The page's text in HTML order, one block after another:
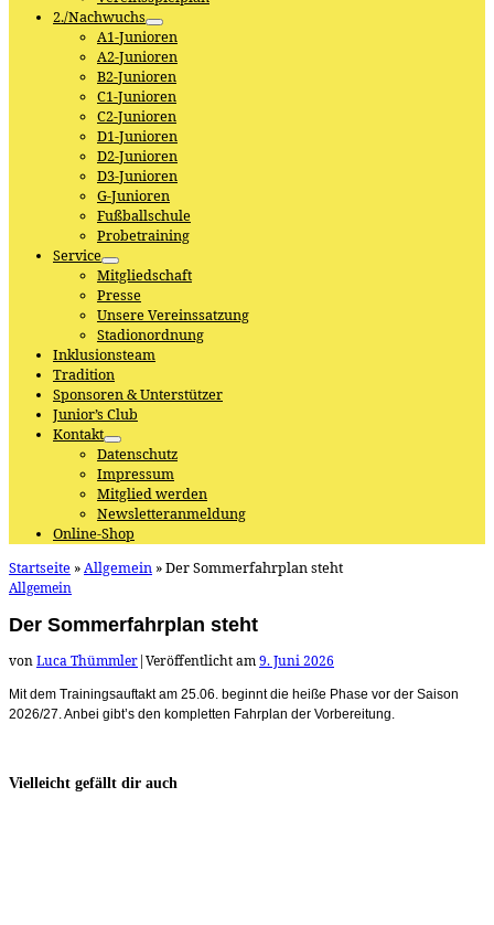
2./Nachwuchs
A1-Junioren
A2-Junioren
B2-Junioren
C1-Junioren
C2-Junioren
D1-Junioren
D2-Junioren
D3-Junioren
G-Junioren
Fußballschule
Probetraining
Service
Mitgliedschaft
Presse
Unsere Vereinssatzung
Stadionordnung
Inklusionsteam
Tradition
Sponsoren & Unterstützer
Junior’s Club
Kontakt
Datenschutz
Impressum
Mitglied werden
Newsletteranmeldung
Online-Shop
Startseite »Allgemein »Der Sommerfahrplan steht
Allgemein
Der Sommerfahrplan steht
vonLuca Thümmler|Veröffentlicht am9. Juni 2026
Mit dem Trainingsauftakt am 25.06. beginnt die heiße Phase vor der Saison
2026/27. Anbei gibt’s den kompletten Fahrplan der Vorbereitung.
Vielleicht gefällt dir auch